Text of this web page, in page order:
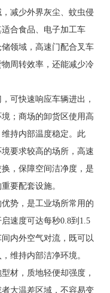
减少外界灰尘、蚊虫侵
合食品、电子加工车
领域，高速门配合叉车
周转效率，还能减少冷
可快速响应车辆进出，
；商场的卸货区使用高
持内部温度稳定。此
要求较高的场所，高速
，保障空间洁净度，是
要配套设施。
势，是工业场所常用的
速度可达每秒0.8到1.5
内外空气对流，既可以
维持内部洁净环境。
材，质地轻便却强度，
大温差区域，不容易变